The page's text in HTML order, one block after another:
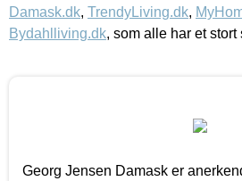
Damask.dk, TrendyLiving.dk,
Bydahlliving.dk, som alle har et
Georg Jensen Damask er